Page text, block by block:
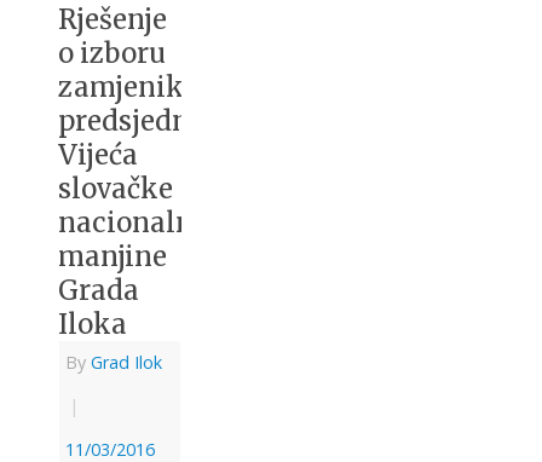
Rješenje
o izboru
zamjenika
predsjednika
Vijeća
slovačke
nacionalne
manjine
Grada
Iloka
By Grad Ilok
|
11/03/2016